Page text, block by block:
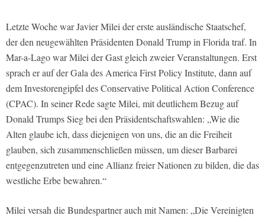
Letzte Woche war Javier Milei der erste ausländische Staatschef,
der den neugewählten Präsidenten Donald Trump in Florida traf. In
Mar-a-Lago war Milei der Gast gleich zweier Veranstaltungen. Erst
sprach er auf der Gala des America First Policy Institute, dann auf
dem Investorengipfel des Conservative Political Action Conference
(CPAC). In seiner Rede sagte Milei, mit deutlichem Bezug auf
Donald Trumps Sieg bei den Präsidentschaftswahlen: „Wie die
Alten glaube ich, dass diejenigen von uns, die an die Freiheit
glauben, sich zusammenschließen müssen, um dieser Barbarei
entgegenzutreten und eine Allianz freier Nationen zu bilden, die das
westliche Erbe bewahren.“
Milei versah die Bundespartner auch mit Namen: „Die Vereinigten